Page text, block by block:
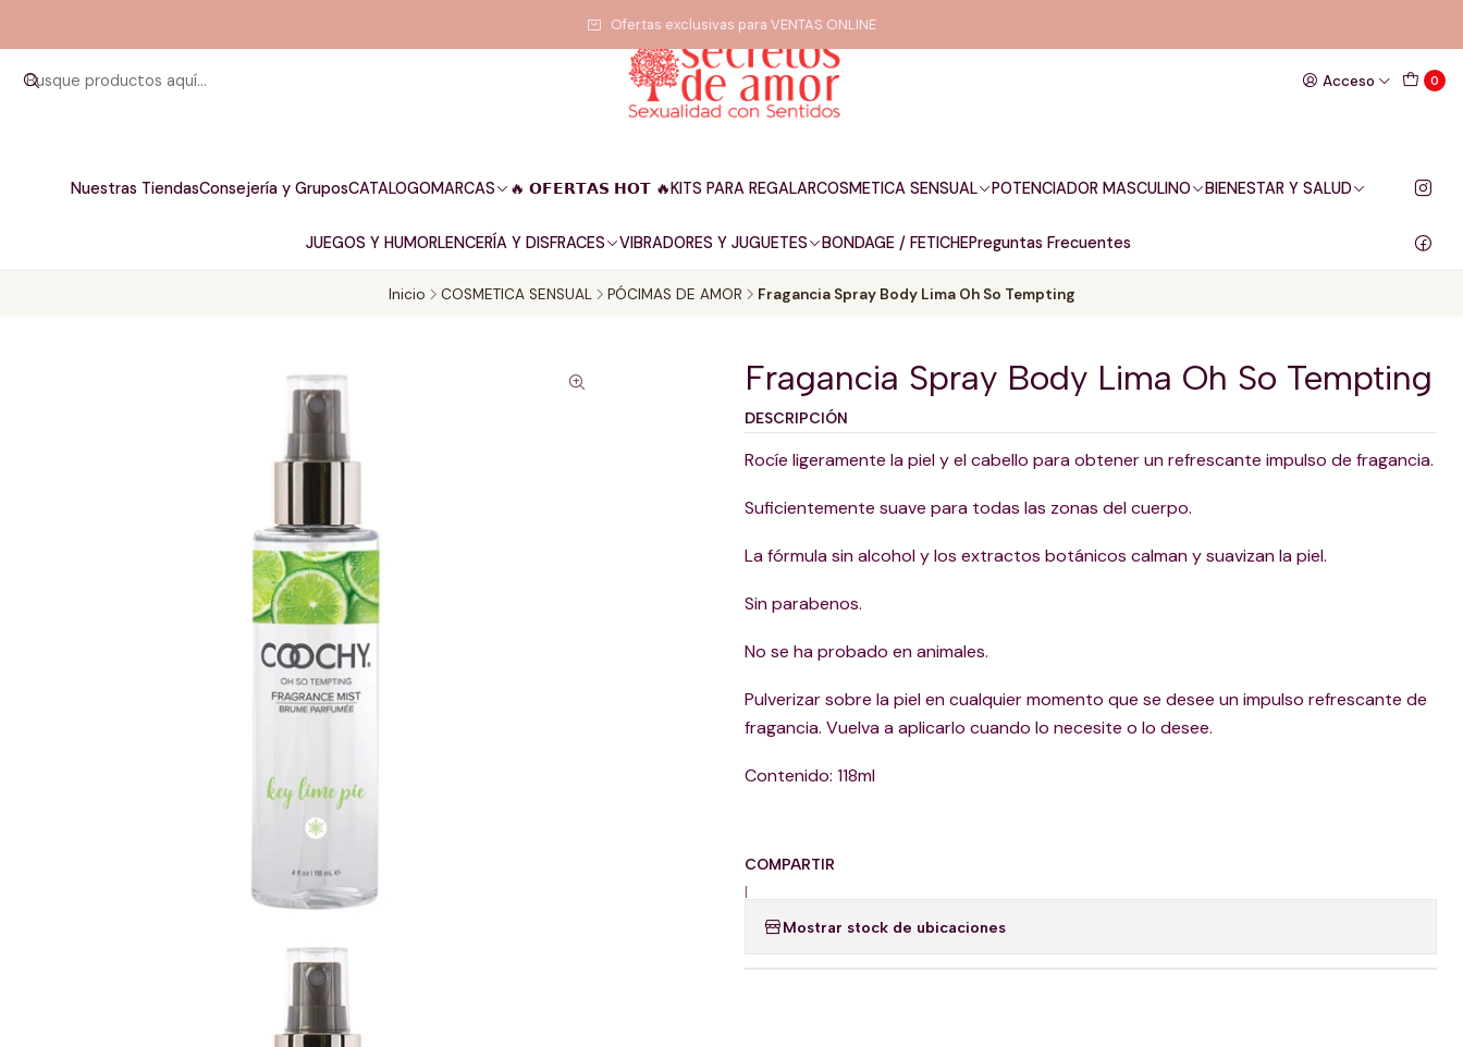
Acceso 0
Nuestras TiendasConsejería y GruposCATALOGOMARCAS 🔥 𝗢𝗙𝗘𝗥𝗧𝗔𝗦 𝗛𝗢𝗧 🔥KITS PARA REGALARCOSMETICA SENSUAL POTENCIADOR MASCULINO BIENESTAR Y SALUD
JUEGOS Y HUMORLENCERÍA Y DISFRACES VIBRADORES Y JUGUETES BONDAGE / FETICHEPreguntas Frecuentes
Ofertas exclusivas para VENTAS ONLINE
Inicio COSMETICA SENSUAL PÓCIMAS DE AMOR Fragancia Spray Body Lima Oh So Tempting
Fragancia Spray Body Lima Oh So Tempting
DESCRIPCIÓN
Rocíe ligeramente la piel y el cabello para obtener un refrescante impulso de fragancia.
Suficientemente suave para todas las zonas del cuerpo.
La fórmula sin alcohol y los extractos botánicos calman y suavizan la piel.
Sin parabenos.
No se ha probado en animales.
Pulverizar sobre la piel en cualquier momento que se desee un impulso refrescante de
fragancia. Vuelva a aplicarlo cuando lo necesite o lo desee.
Contenido: 118ml
COMPARTIR
|
Mostrar stock de ubicaciones